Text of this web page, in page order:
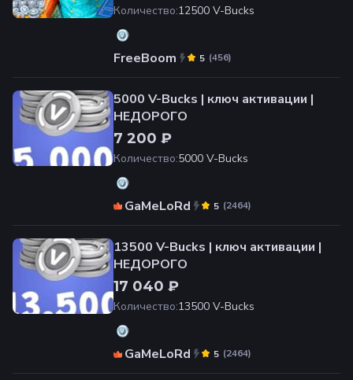
Количество:12500 V-Bucks
FreeBoom (456)
5
5000 V-Bucks | ключ активации |
НЕДОРОГО
7 200 ₽
Количество:5000 V-Bucks
GaMeLoRd (2464)
5
13500 V-Bucks | ключ активации |
НЕДОРОГО
17 040 ₽
Количество:13500 V-Bucks
GaMeLoRd (2464)
5